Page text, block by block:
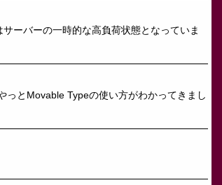
ーバーの一時的な高負荷状態となっていま
とMovable Typeの使い方がわかってきまし